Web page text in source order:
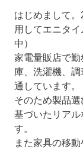
はじめまして
用してエニタ
中）
家電量販店で
庫、洗濯機、
通しています。
そのため製品
基づいたリア
す。
また家具の移